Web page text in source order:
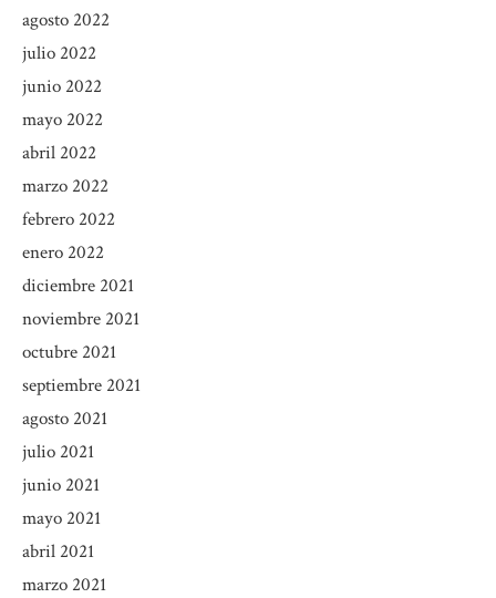
agosto 2022
julio 2022
junio 2022
mayo 2022
abril 2022
marzo 2022
febrero 2022
enero 2022
diciembre 2021
noviembre 2021
octubre 2021
septiembre 2021
agosto 2021
julio 2021
junio 2021
mayo 2021
abril 2021
marzo 2021